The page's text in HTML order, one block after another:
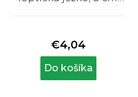
produktu
5,0
€4,04
Do košíka